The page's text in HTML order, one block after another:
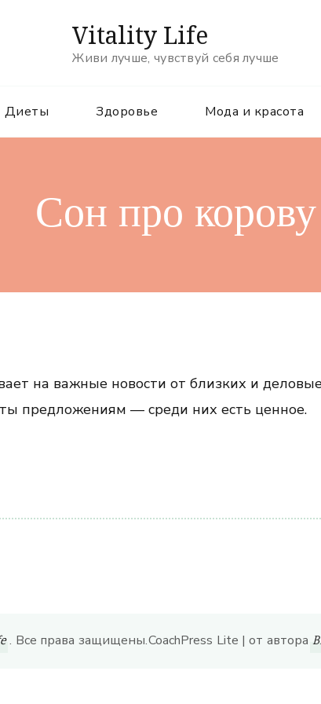
Vitality Life
Живи лучше, чувствуй себя лучше
Диеты Здоровье Мода и красота
Сон про корову
на важные новости от близких и
предложениям — среди них есть ценное.
. Все права защищены.CoachPress Lite | от автора